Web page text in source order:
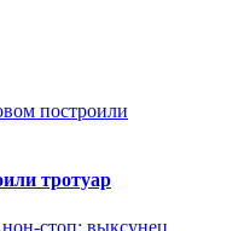
тротуар